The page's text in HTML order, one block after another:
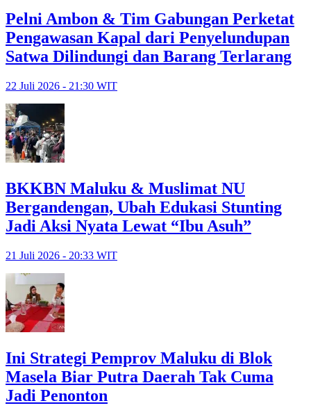
Pelni Ambon & Tim Gabungan Perketat
Pengawasan Kapal dari Penyelundupan
Satwa Dilindungi dan Barang Terlarang
22 Juli 2026 - 21:30 WIT
BKKBN Maluku & Muslimat NU
Bergandengan, Ubah Edukasi Stunting
Jadi Aksi Nyata Lewat “Ibu Asuh”
21 Juli 2026 - 20:33 WIT
Ini Strategi Pemprov Maluku di Blok
Masela Biar Putra Daerah Tak Cuma
Jadi Penonton